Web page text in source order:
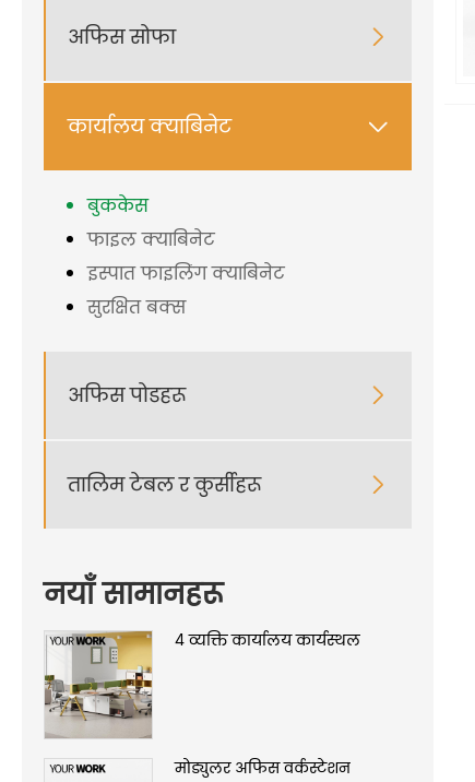
अफिस सोफा 
कार्यालय क्याबिनेट 
बुककेस
फाइल क्याबिनेट
इस्पात फाइलिंग क्याबिनेट
सुरक्षित बक्स
अफिस पोडहरू 
तालिम टेबल र कुर्सीहरू 
नयाँ सामानहरू
4 व्यक्ति कार्यालय कार्यस्थल
मोड्युलर अफिस वर्कस्टेशन